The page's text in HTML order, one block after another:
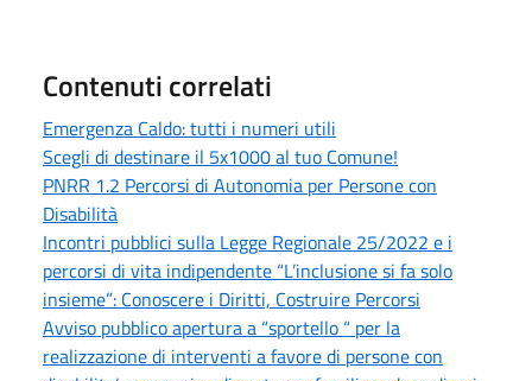
Contenuti correlati
Emergenza Caldo: tutti i numeri utili
Scegli di destinare il 5x1000 al tuo Comune!
PNRR 1.2 Percorsi di Autonomia per Persone con
Disabilità
Incontri pubblici sulla Legge Regionale 25/2022 e i
percorsi di vita indipendente “L’inclusione si fa solo
insieme”: Conoscere i Diritti, Costruire Percorsi
Avviso pubblico apertura a “sportello “ per la
realizzazione di interventi a favore di persone con